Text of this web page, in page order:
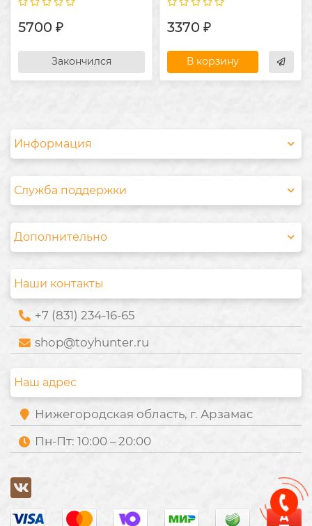
5700 ₽
Закончился
3370 ₽
В корзину
Информация
Служба поддержки
Дополнительно
Наши контакты
+7 (831) 234-16-65
shop@toyhunter.ru
Наш адрес
Нижегородская область, г. Арзамас
Пн-Пт: 10:00 – 20:00